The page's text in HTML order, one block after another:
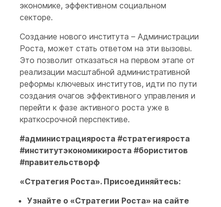
экономике, эффективном социальном
секторе.
Создание нового института – Администрации
Роста, может стать ответом на эти вызовы.
Это позволит отказаться на первом этапе от
реализации масштабной административной
реформы ключевых институтов, идти по пути
создания очагов эффективного управления и
перейти к фазе активного роста уже в
краткосрочной перспективе.
#администрацияроста #стратегияроста
#институтэкономикироста #бориститов
#правительстворф
«Стратегия Роста». Присоединяйтесь:
Узнайте о «Стратегии Роста» на сайте